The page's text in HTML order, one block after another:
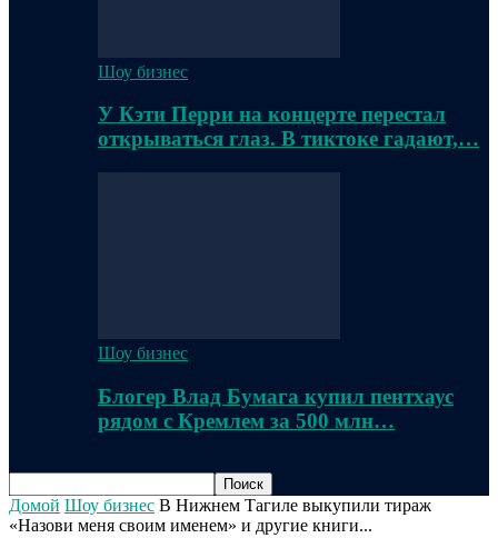
Шоу бизнес
У Кэти Перри на концерте перестал
открываться глаз. В тиктоке гадают,…
Шоу бизнес
Блогер Влад Бумага купил пентхаус
рядом с Кремлем за 500 млн…
Домой Шоу бизнес В Нижнем Тагиле выкупили тираж
«Назови меня своим именем» и другие книги...